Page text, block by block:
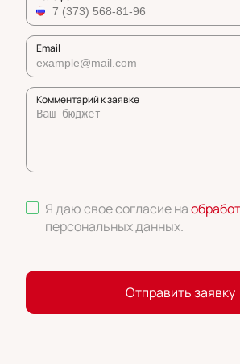
Email
Комментарий к заявке
Я даю свое согласие на
персональных данных.
Отправить заявку